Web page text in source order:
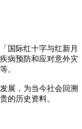
国际红十字与红新月
病预防和应对意外灾
。
展，为当今社会回溯
的历史资料。